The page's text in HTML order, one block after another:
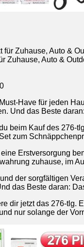
Zuhause, Auto &
0
Have für jeden
Und das Beste
beim Kauf des 276-
zum
Erstversorgung
zuhause, im
der sorgfältigen
das Beste daran:
dir jetzt das 276-tlg.
nur solange der